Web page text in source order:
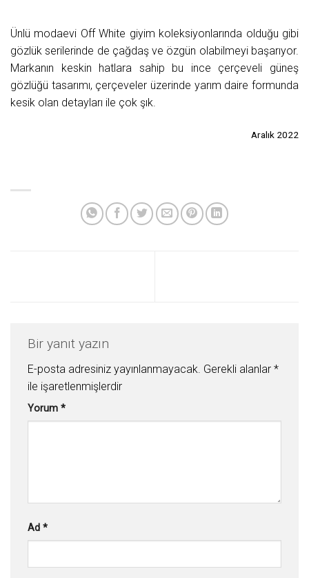
Ünlü modaevi Off White giyim koleksiyonlarında olduğu gibi
gözlük serilerinde de çağdaş ve özgün olabilmeyi başarıyor.
Markanın keskin hatlara sahip bu ince çerçeveli güneş
gözlüğü tasarımı, çerçeveler üzerinde yarım daire formunda
kesik olan detayları ile çok şık.
Aralık 2022
Bir yanıt yazın
E-posta adresiniz yayınlanmayacak. Gerekli alanlar *
ile işaretlenmişlerdir
Yorum *
Ad *